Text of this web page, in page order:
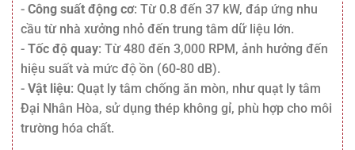
- Công suất động cơ: Từ 0.8 đến 37 kW, đáp ứng nhu
cầu từ nhà xưởng nhỏ đến trung tâm dữ liệu lớn.
- Tốc độ quay: Từ 480 đến 3,000 RPM, ảnh hưởng đến
hiệu suất và mức độ ồn (60-80 dB).
- Vật liệu: Quạt ly tâm chống ăn mòn, như quạt ly tâm
Đại Nhân Hòa, sử dụng thép không gỉ, phù hợp cho môi
trường hóa chất.